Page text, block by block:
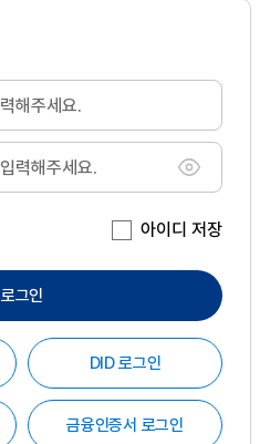
비밀번호
아이디 저장
로그인
DID 로그인
금융인증서 로그인